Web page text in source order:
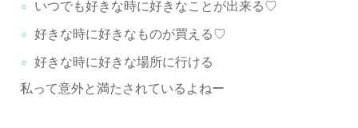
いつでも好きな時に好きなことが出来る♡
好きな時に好きなものが買える♡
好きな時に好きな場所に行ける
私って意外と満たされているよねー